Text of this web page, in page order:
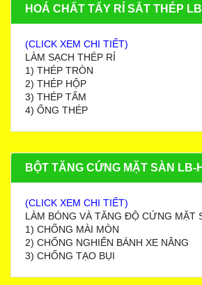
HOÁ CHẤT TẨY RỈ SẮT THÉP
(CLICK XEM CHI TIẾT)
LÀM SẠCH THÉP RỈ
1) THÉP TRÒN
2) THÉP HỘP
3) THÉP TẤM
4) ỐNG THÉP
BỘT TĂNG CỨNG MẶT SÀN LB-
(CLICK XEM CHI TIẾT)
LÀM BÓNG VÀ TĂNG ĐỘ CỨNG MẶT
1) CHỐNG MÀI MÒN
2) CHỐNG NGHIẾN BÁNH XE NÂNG
3) CHỐNG TẠO BỤI